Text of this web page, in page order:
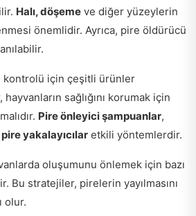
Halı, döşeme ve diğer yüzeylerin
önemlidir. Ayrıca, pire öldürücü
kontrolü için çeşitli ürünler
sağlığını korumak için
Pire önleyici şampuanlar,
pire yakalayıcılar etkili yöntemlerdir.
oluşumunu önlemek için bazı
Bu stratejiler, pirelerin yayılmasını
olur.